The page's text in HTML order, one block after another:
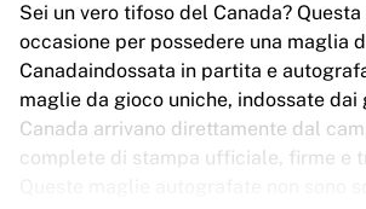
Sei un vero tifoso del Canada?
occasione per possedere una maglia
Canadaindossata in partita e
maglie da gioco uniche, indossate
Canada arrivano direttamente dal
complete di stampa ufficiale, firme e